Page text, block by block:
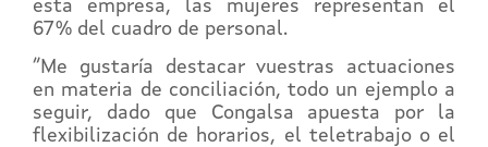
esta empresa, las mujeres representan el
67% del cuadro de personal.
“Me gustaría destacar vuestras actuaciones
en materia de conciliación, todo un ejemplo a
seguir, dado que Congalsa apuesta por la
flexibilización de horarios, el teletrabajo o el